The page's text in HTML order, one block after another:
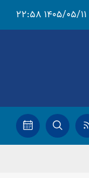
1405/05/11 22:58